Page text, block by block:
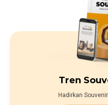
Tren
Hadirkan